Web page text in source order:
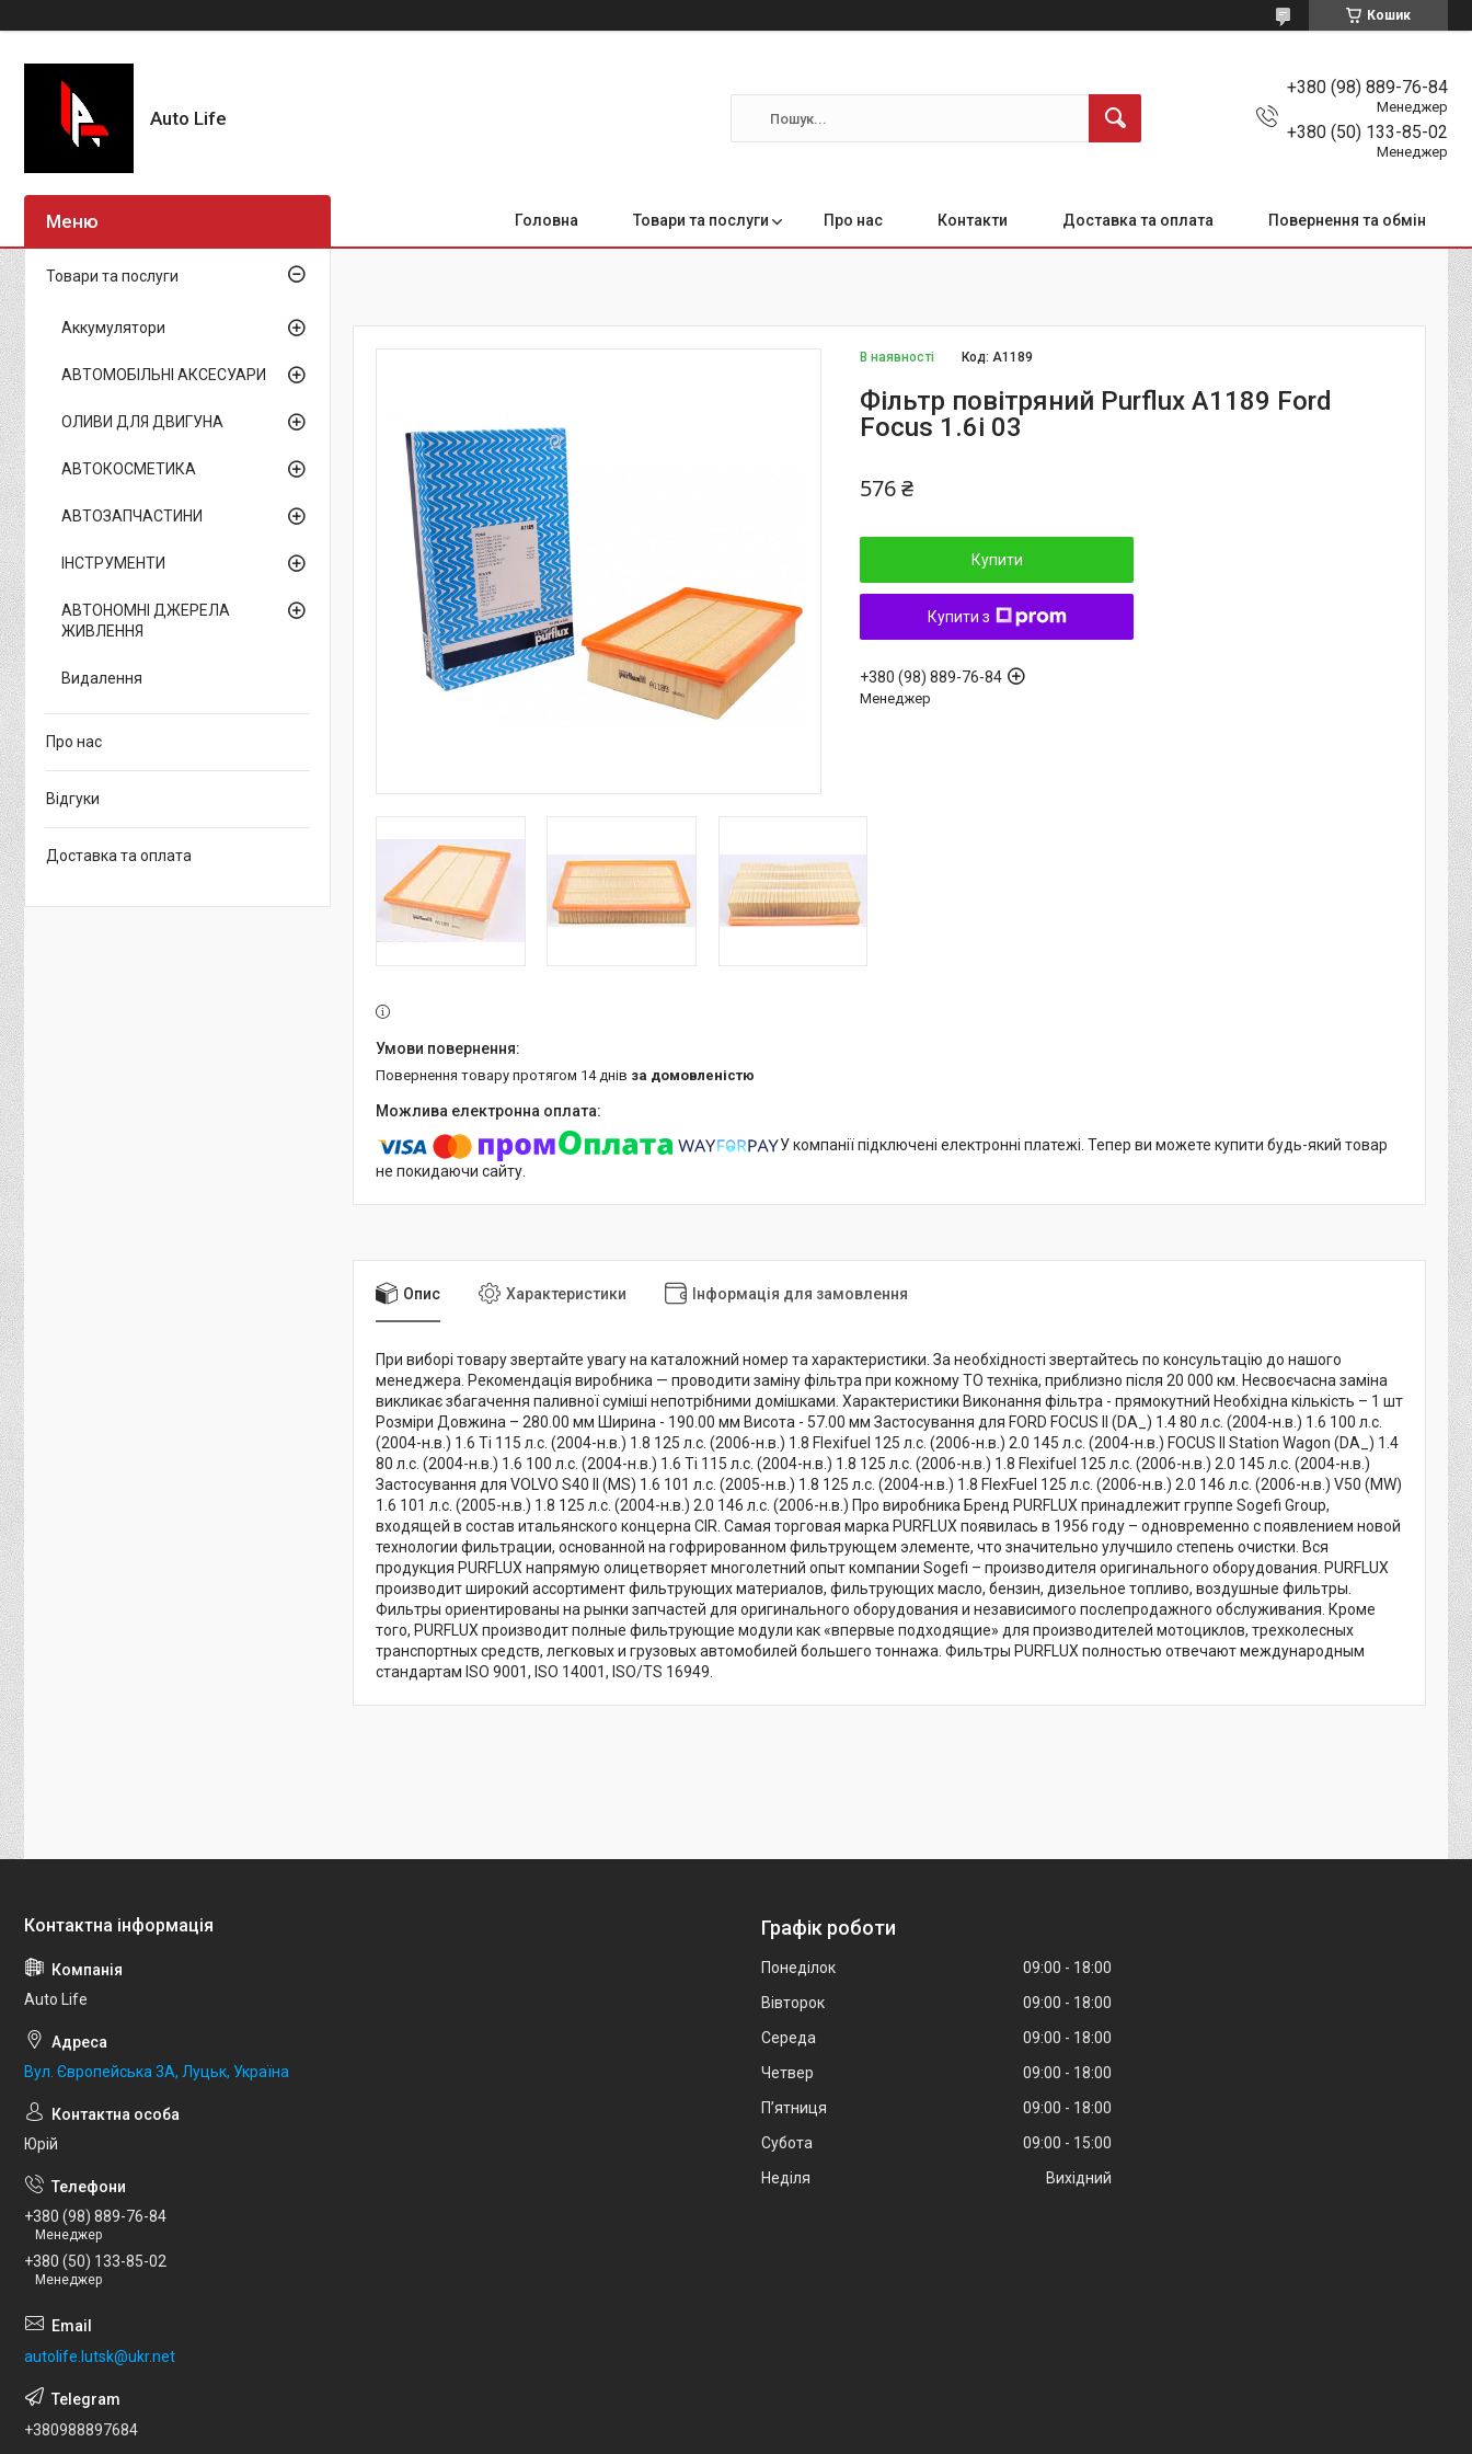
Кошик
Auto Life
+380 (98) 889-76-84
Менеджер
+380 (50) 133-85-02
Менеджер
Головна Товари та послуги Про нас Контакти Доставка та оплата Повернення та обмін
В наявності Код:A1189
Фільтр повітряний Purflux A1189 Ford
Focus 1.6i 03
576 ₴
Купити
Купити з
+380 (98) 889-76-84
Менеджер
повернення товару протягом 14 днів за домовленістю
У компанії підключені електронні платежі. Тепер ви можете купити будь-який товар
не покидаючи сайту.
Опис Характеристики Інформація для замовлення
При виборі товару звертайте увагу на каталожний номер та характеристики. За необхідності звертайтесь по консультацію до нашого
менеджера. Рекомендація виробника — проводити заміну фільтра при кожному ТО техніка, приблизно після 20 000 км. Несвоєчасна заміна
викликає збагачення паливної суміші непотрібними домішками. Характеристики Виконання фільтра - прямокутний Необхідна кількість – 1 шт
Розміри Довжина – 280.00 мм Ширина - 190.00 мм Висота - 57.00 мм Застосування для FORD FOCUS II (DA_) 1.4 80 л.с. (2004-н.в.) 1.6 100 л.с.
(2004-н.в.) 1.6 Ti 115 л.с. (2004-н.в.) 1.8 125 л.с. (2006-н.в.) 1.8 Flexifuel 125 л.с. (2006-н.в.) 2.0 145 л.с. (2004-н.в.) FOCUS II Station Wagon (DA_) 1.4
80 л.с. (2004-н.в.) 1.6 100 л.с. (2004-н.в.) 1.6 Ti 115 л.с. (2004-н.в.) 1.8 125 л.с. (2006-н.в.) 1.8 Flexifuel 125 л.с. (2006-н.в.) 2.0 145 л.с. (2004-н.в.)
Застосування для VOLVO S40 II (MS) 1.6 101 л.с. (2005-н.в.) 1.8 125 л.с. (2004-н.в.) 1.8 FlexFuel 125 л.с. (2006-н.в.) 2.0 146 л.с. (2006-н.в.) V50 (MW)
1.6 101 л.с. (2005-н.в.) 1.8 125 л.с. (2004-н.в.) 2.0 146 л.с. (2006-н.в.) Про виробника Бренд PURFLUX принадлежит группе Sogefi Group,
входящей в состав итальянского концерна CIR. Самая торговая марка PURFLUX появилась в 1956 году – одновременно с появлением новой
технологии фильтрации, основанной на гофрированном фильтрующем элементе, что значительно улучшило степень очистки. Вся
продукция PURFLUX напрямую олицетворяет многолетний опыт компании Sogefi – производителя оригинального оборудования. PURFLUX
производит широкий ассортимент фильтрующих материалов, фильтрующих масло, бензин, дизельное топливо, воздушные фильтры.
Фильтры ориентированы на рынки запчастей для оригинального оборудования и независимого послепродажного обслуживания. Кроме
того, PURFLUX производит полные фильтрующие модули как «впервые подходящие» для производителей мотоциклов, трехколесных
транспортных средств, легковых и грузовых автомобилей большего тоннажа. Фильтры PURFLUX полностью отвечают международным
стандартам ISO 9001, ISO 14001, ISO/TS 16949.
Товари та послуги
Аккумулятори
АВТОМОБІЛЬНІ АКСЕСУАРИ
ОЛИВИ ДЛЯ ДВИГУНА
АВТОКОСМЕТИКА
АВТОЗАПЧАСТИНИ
ІНСТРУМЕНТИ
АВТОНОМНІ ДЖЕРЕЛА
ЖИВЛЕННЯ
Видалення
Про нас
Відгуки
Доставка та оплата
Auto Life
Вул. Європейська 3А, Луцьк, Україна
Юрій
+380 (98) 889-76-84
Менеджер
+380 (50) 133-85-02
Менеджер
autolife.lutsk@ukr.net
+380988897684
Графік роботи
Понеділок 09:00
18:00
Вівторок
09:00
18:00
Середа
09:00
18:00
Четвер
09:00
18:00
Пʼятниця
09:00
18:00
Субота
09:00
15:00
Неділя
Вихідний